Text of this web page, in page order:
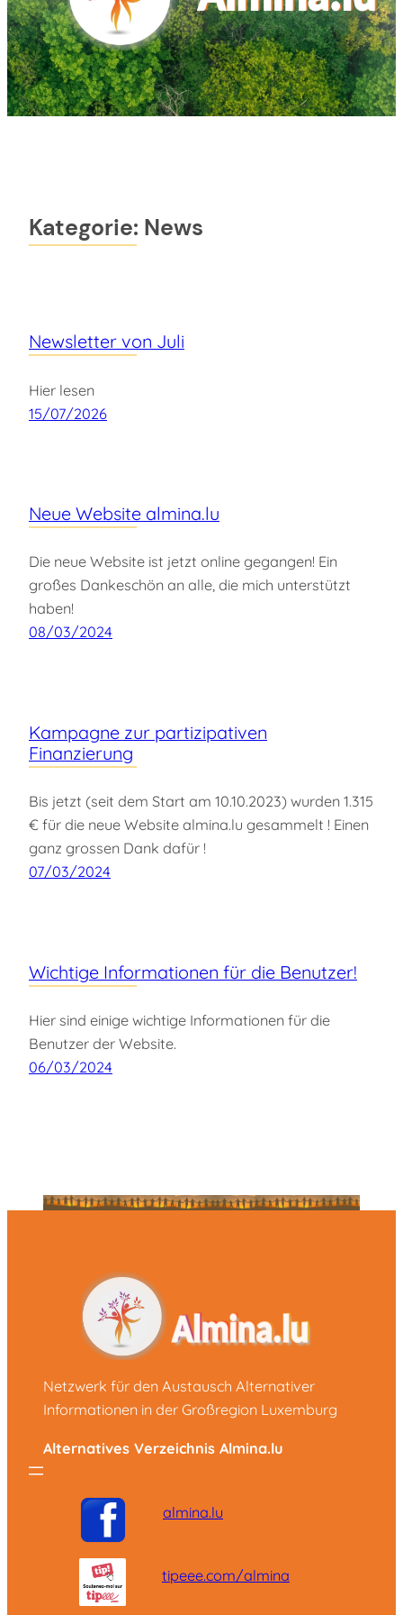
Kategorie: News
Newsletter von Juli
Hier lesen
15/07/2026
Neue Website almina.lu
Die neue Website ist jetzt online gegangen! Ein
großes Dankeschön an alle, die mich unterstützt
haben!
08/03/2024
Kampagne zur partizipativen
Finanzierung
Bis jetzt (seit dem Start am 10.10.2023) wurden 1.315
€ für die neue Website almina.lu gesammelt ! Einen
ganz grossen Dank dafür !
07/03/2024
Wichtige Informationen für die Benutzer!
Hier sind einige wichtige Informationen für die
Benutzer der Website.
06/03/2024
Netzwerk für den Austausch Alternativer
Informationen in der Großregion Luxemburg
Alternatives Verzeichnis Almina.lu
almina.lu
tipeee.com/almina